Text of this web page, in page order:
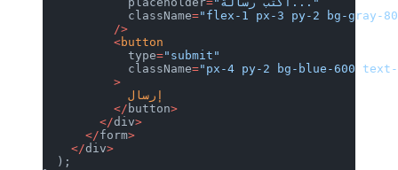
            className
= "flex-1 px-3 py-2 bg-gray-
          />
          <
button
            type
= "submit"
            className
= "px-4 py-2 bg-blue-600
          >
            إرسال
          </
button
        </
div
      </
form
    </
div
  );